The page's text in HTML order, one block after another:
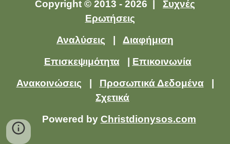
Copyright © 2013 - 2026 | Συχνές
Ερωτήσεις
Αναλύσεις
Διαφήμιση
Επισκεψιμότητα| Επικοινωνία
Ανακοινώσεις
Προσωπικά Δεδομένα|
Σχετικά
Powered by Christdionysos.com